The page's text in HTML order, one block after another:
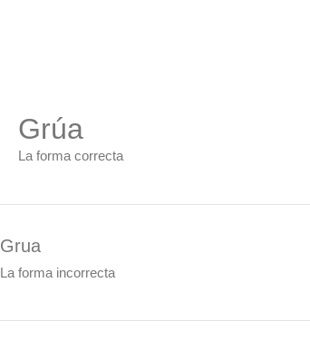
Grúa
La forma correcta
Grua
La forma incorrecta